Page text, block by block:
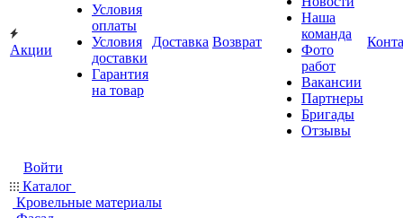
Акции
Условия
оплаты
Условия
доставки
Гарантия
на товар
Доставка Возврат
Наша
команда
Фото
работ
Вакансии
Партнеры
Бригады
Отзывы
Войти
Каталог
Кровельные материалы